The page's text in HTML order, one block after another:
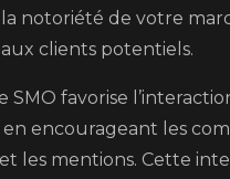
notoriété de votre
clients potentiels.
SMO favorise
encourageant les
les mentions. Cette